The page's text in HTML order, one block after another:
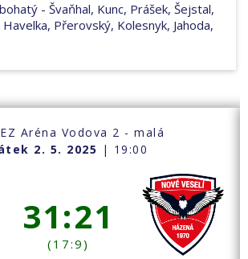
- Švaňhal, Kunc, Prášek, Šejstal,
Přerovský, Kolesnyk, Jahoda,
Aréna Vodova 2 - malá
2. 5. 2025 | 19:00
31:21
(17:9)